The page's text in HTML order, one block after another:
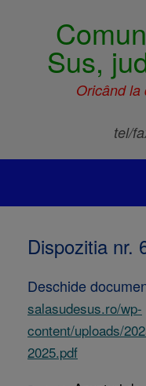
Sus,
Oricând la
tel/
Dispozitia nr.
Deschide
salasudesus.ro/wp-
content/uploads/
2025.pdf